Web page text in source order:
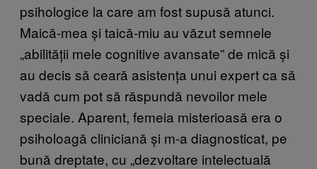
psihologice la care am fost supusă atunci.
Maică-mea și taică-miu au văzut semnele
„abilității mele cognitive avansate” de mică și
au decis să ceară asistența unui expert ca să
vadă cum pot să răspundă nevoilor mele
speciale. Aparent, femeia misterioasă era o
psiholoagă cliniciană și m-a diagnosticat, pe
bună dreptate, cu „dezvoltare intelectuală